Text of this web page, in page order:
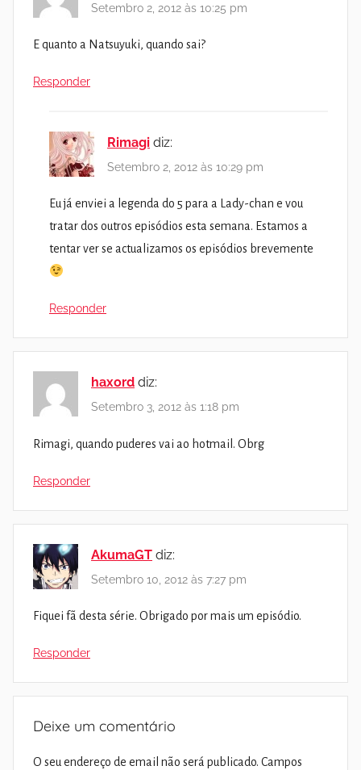
Setembro 2, 2012 às 10:25 pm
E quanto a Natsuyuki, quando sai?
Responder
Rimagi diz:
Setembro 2, 2012 às 10:29 pm
Eu já enviei a legenda do 5 para a Lady-chan e vou
tratar dos outros episódios esta semana. Estamos a
tentar ver se actualizamos os episódios brevemente
Responder
haxord diz:
Setembro 3, 2012 às 1:18 pm
Rimagi, quando puderes vai ao hotmail. Obrg
Responder
AkumaGT diz:
Setembro 10, 2012 às 7:27 pm
Fiquei fã desta série. Obrigado por mais um episódio.
Responder
Deixe um comentário
O seu endereço de email não será publicado. Campos